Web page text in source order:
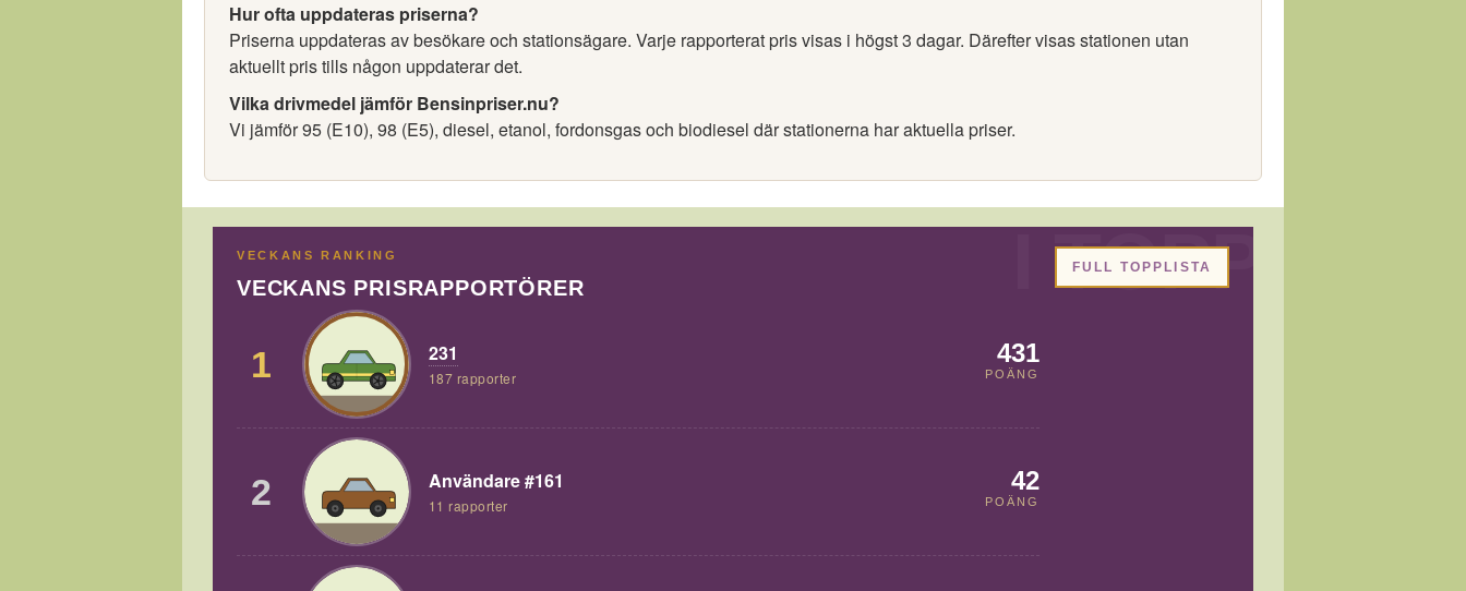
Hur ofta uppdateras priserna?
Priserna uppdateras av besökare och stationsägare. Varje rapporterat pris visas i högst 3 dagar. Därefter visas stationen utan
aktuellt pris tills någon uppdaterar det.
Vilka drivmedel jämför Bensinpriser.nu?
Vi jämför 95 (E10), 98 (E5), diesel, etanol, fordonsgas och biodiesel där stationerna har aktuella priser.
VECKANS RANKING
VECKANS PRISRAPPORTÖRER
1 231
187 rapporter
431
POÄNG
2 Användare #161
11 rapporter
42
POÄNG
FULL TOPPLISTA